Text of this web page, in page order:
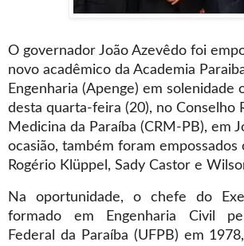
O governador João Azevêdo foi
novo acadêmico da Academia
Engenharia (Apenge) em solenidade
desta quarta-feira (20), no Conselho
Medicina da Paraíba (CRM-PB), em
ocasião, também foram empossados
Rogério Klüppel, Sady Castor e
Na oportunidade, o chefe do
formado em Engenharia Civil
Federal da Paraíba (UFPB) em